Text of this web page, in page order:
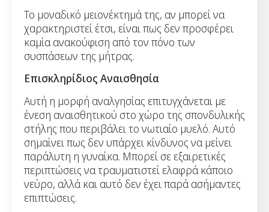
Το μοναδικό μειονέκτημά της, αν μπορεί να
χαρακτηριστεί έτσι, είναι πως δεν προσφέρει
καμία ανακούφιση από τον πόνο των
συσπάσεων της μήτρας.
Επισκληρίδιος Αναισθησία
Αυτή η μορφή αναλγησίας επιτυγχάνεται με
ένεση αναισθητικού στο χώρο της σπονδυλικής
στήλης που περιβάλει το νωτιαίο μυελό. Αυτό
σημαίνει πως δεν υπάρχει κίνδυνος να μείνει
παράλυτη η γυναίκα. Μπορεί σε εξαιρετικές
περιπτώσεις να τραυματιστεί ελαφρά κάποιο
νεύρο, αλλά και αυτό δεν έχει παρά ασήμαντες
επιπτώσεις.